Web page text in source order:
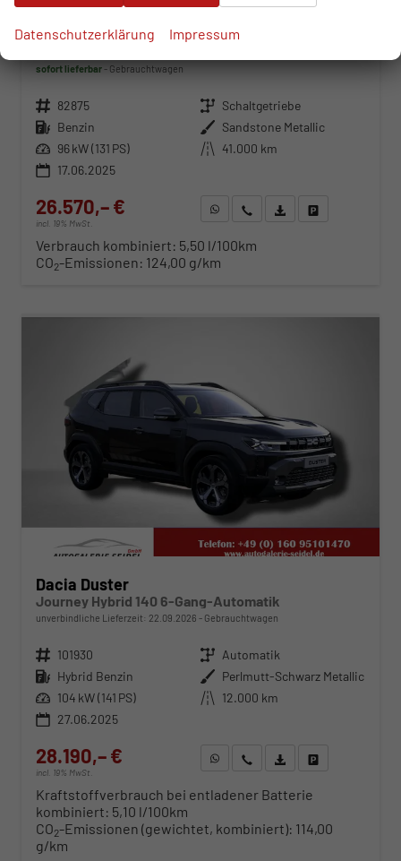
Dacia Duster
sofort lieferbar Gebrauchtwagen
Fahrzeugnr. 82875 Getriebe Schaltgetriebe
Kraftstoff Benzin Außenfarbe Sandstone Metallic
Leistung 96 kW (131 PS) Kilometerstand 41.000 km
17.06.2025
26.570,– €
incl. 19% MwSt.
WhatsApp anfragen
Wir rufen Sie anFahrzeugexposé (PDF)
Verbrauch kombiniert: 5,50 l/100km
CO2-Emissionen: 124,00 g/km
Dacia Duster
Journey Hybrid 140 6-Gang-Automatik
unverbindliche Lieferzeit: 22.09.2026 Gebrauchtwagen
Fahrzeugnr. 101930 Getriebe Automatik
Kraftstoff Hybrid Benzin Außenfarbe Perlmutt-Schwarz Metallic
Leistung 104 kW (141 PS) Kilometerstand 12.000 km
27.06.2025
28.190,– €
incl. 19% MwSt.
WhatsApp anfragen
Wir rufen Sie anFahrzeugexposé (PDF)
Kraftstoffverbrauch bei entladener Batterie
kombiniert: 5,10 l/100km
CO2-Emissionen (gewichtet, kombiniert): 114,00
g/km
Datenschutzerklärung Impressum